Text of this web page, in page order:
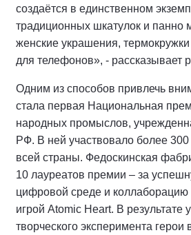
создаётся в единственном
традиционных шкатулок и панно
женские украшения,
для телефонов», - рассказывает
Одним из способов привлечь
стала первая Национальная
народных промыслов,
РФ. В ней участвовало более
всей страны. Федоскинская
10 лауреатов премии – за
цифровой среде и коллаборацию
игрой Atomic Heart. В результате
творческого эксперимента герои